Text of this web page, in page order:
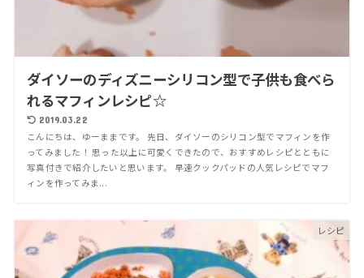
ダイソーのディズニーシリコン型で子供も食べら
れるマフィンレシピ☆
2019.03.22
こんにちは、ゆーままです。 先日、ダイソーのシリコン型でマフィンを作
ってみました！ 思った以上に可愛くできたので、おすすめレシピとともに
写真付きで紹介したいと思います。 早速クックパッドの人気レシピでマフ
ィンを作ってみま...
レシピ